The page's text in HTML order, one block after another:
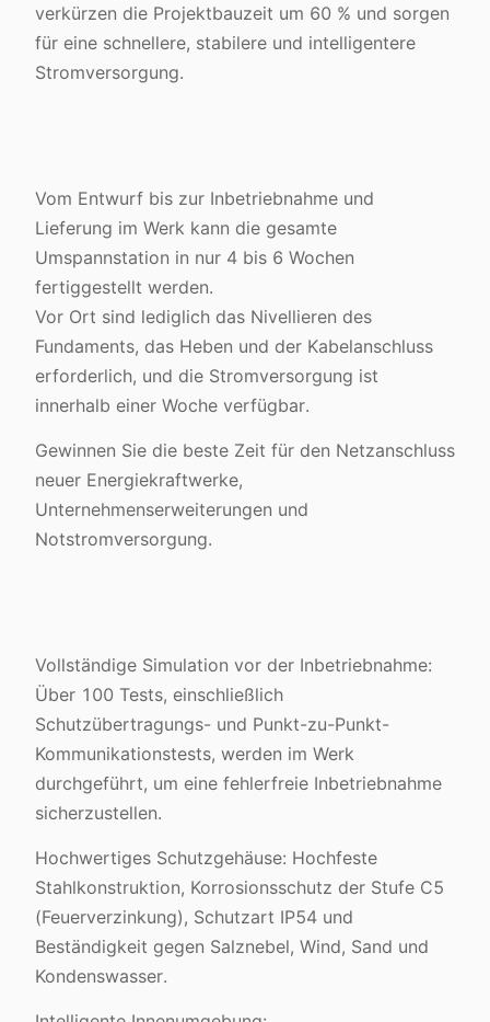
verkürzen die Projektbauzeit um 60 % und sorgen
für eine schnellere, stabilere und intelligentere
Stromversorgung.
Vom Entwurf bis zur Inbetriebnahme und
Lieferung im Werk kann die gesamte
Umspannstation in nur 4 bis 6 Wochen
fertiggestellt werden.
Vor Ort sind lediglich das Nivellieren des
Fundaments, das Heben und der Kabelanschluss
erforderlich, und die Stromversorgung ist
innerhalb einer Woche verfügbar.
Gewinnen Sie die beste Zeit für den Netzanschluss
neuer Energiekraftwerke,
Unternehmenserweiterungen und
Notstromversorgung.
Vollständige Simulation vor der Inbetriebnahme:
Über 100 Tests, einschließlich
Schutzübertragungs- und Punkt-zu-Punkt-
Kommunikationstests, werden im Werk
durchgeführt, um eine fehlerfreie Inbetriebnahme
sicherzustellen.
Hochwertiges Schutzgehäuse: Hochfeste
Stahlkonstruktion, Korrosionsschutz der Stufe C5
(Feuerverzinkung), Schutzart IP54 und
Beständigkeit gegen Salznebel, Wind, Sand und
Kondenswasser.